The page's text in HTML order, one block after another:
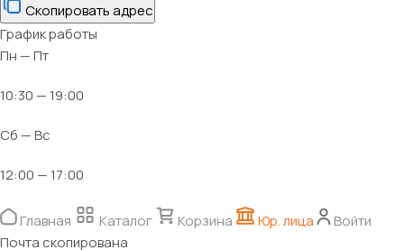
Скопировать адрес
График работы
Пн — Пт
10:30 — 19:00
Сб — Вс
12:00 — 17:00
Главная Каталог Корзина Юр. лица
Войти
Почта скопирована